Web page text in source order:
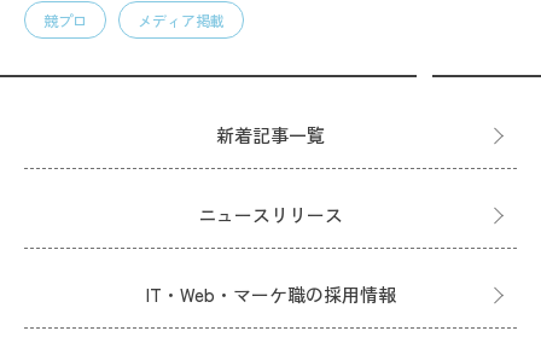
競プロ メディア掲載
新着記事一覧
ニュースリリース
IT・Web・マーケ職の採用情報